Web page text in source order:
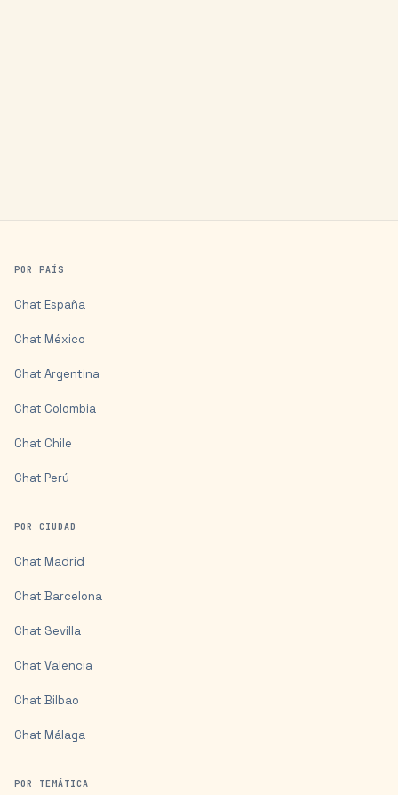
POR PAÍS
Chat España
Chat México
Chat Argentina
Chat Colombia
Chat Chile
Chat Perú
POR CIUDAD
Chat Madrid
Chat Barcelona
Chat Sevilla
Chat Valencia
Chat Bilbao
Chat Málaga
POR TEMÁTICA